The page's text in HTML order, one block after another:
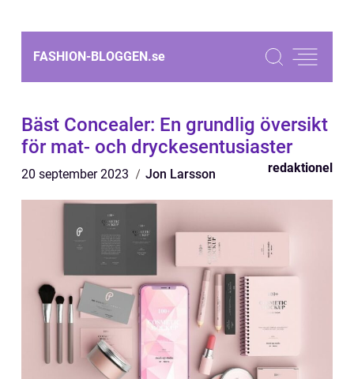
FASHION-BLOGGEN.se
Bäst Concealer: En grundlig översikt
för mat- och dryckesentusiaster
20 september 2023 Jon Larsson redaktionel